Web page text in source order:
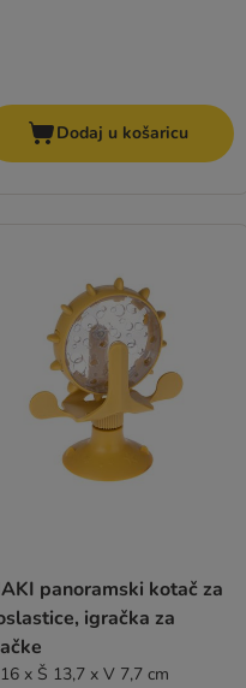
Dodaj u košaricu
panoramski kotač za
igračka za
x Š 13,7 x V 7,7 cm